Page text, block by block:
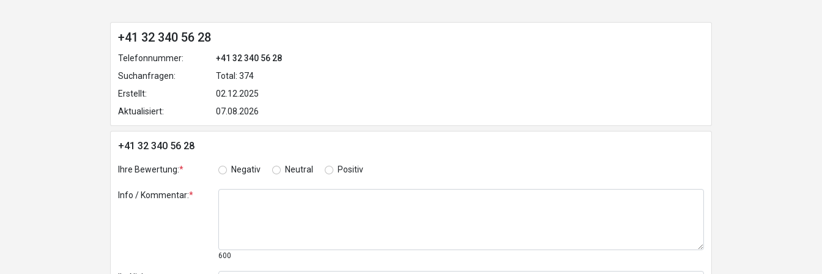
+41 32 340 56 28
Telefonnummer:
+41 32 340 56 28
Suchanfragen:
Total: 374
Erstellt:
02.12.2025
Aktualisiert:
07.08.2026
+41 32 340 56 28
Ihre Bewertung:* Negativ Neutral Positiv
Info / Kommentar:*
600